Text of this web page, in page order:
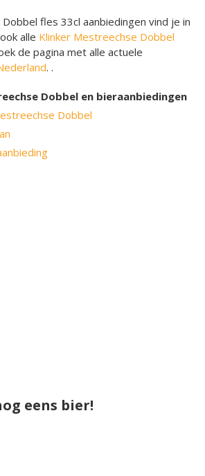
fles 33cl aanbiedingen vind je in
alle Klinker Mestreechse Dobbel
de pagina met alle actuele
. .
Dobbel en bieraanbiedingen
Dobbel
eens bier!